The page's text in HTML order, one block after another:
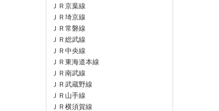
ＪＲ京葉線
ＪＲ埼京線
ＪＲ常磐線
ＪＲ総武線
ＪＲ中央線
ＪＲ東海道本線
ＪＲ南武線
ＪＲ武蔵野線
ＪＲ山手線
ＪＲ横須賀線